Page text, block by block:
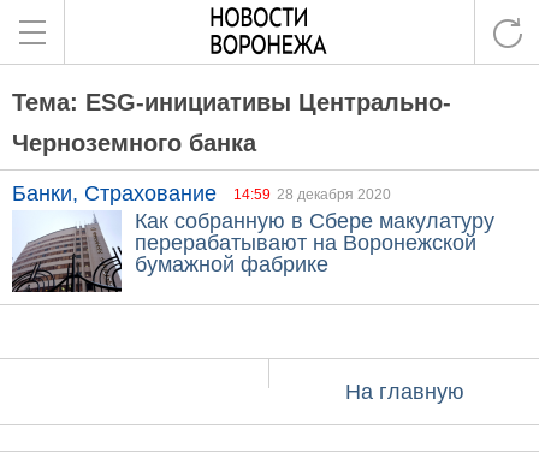
Тема: ESG-инициативы Центрально-
Черноземного банка
Банки, Страхование 14:59 28 декабря 2020
Как собранную в Сбере макулатуру
перерабатывают на Воронежской
бумажной фабрике
На главную